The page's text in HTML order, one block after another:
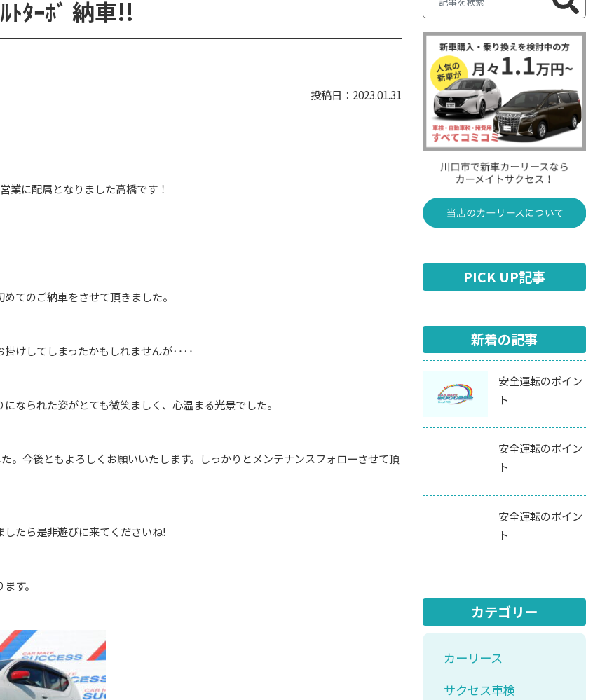
ﾄﾀｰﾎﾞ 納車!!
2023.01.31
業に配属となりました高橋です！
てのご納車をさせて頂きました。
掛けしてしまったかもしれませんが‥‥
なられた姿がとても微笑ましく、心温まる光景でした。
。今後ともよろしくお願いいたします。しっかりとメンテナンスフォローさせて頂
たら是非遊びに来てくださいね!
す。
PICK UP記事
新着の記事
安全運転のポイン
ト
安全運転のポイン
ト
安全運転のポイン
ト
カテゴリー
カーリース
サクセス車検